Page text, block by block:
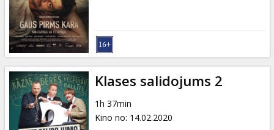
Klases salidojums 2
1h 37min
Kino no: 14.02.2020